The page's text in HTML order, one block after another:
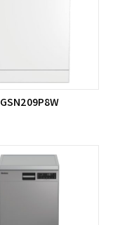
GSN209P8W